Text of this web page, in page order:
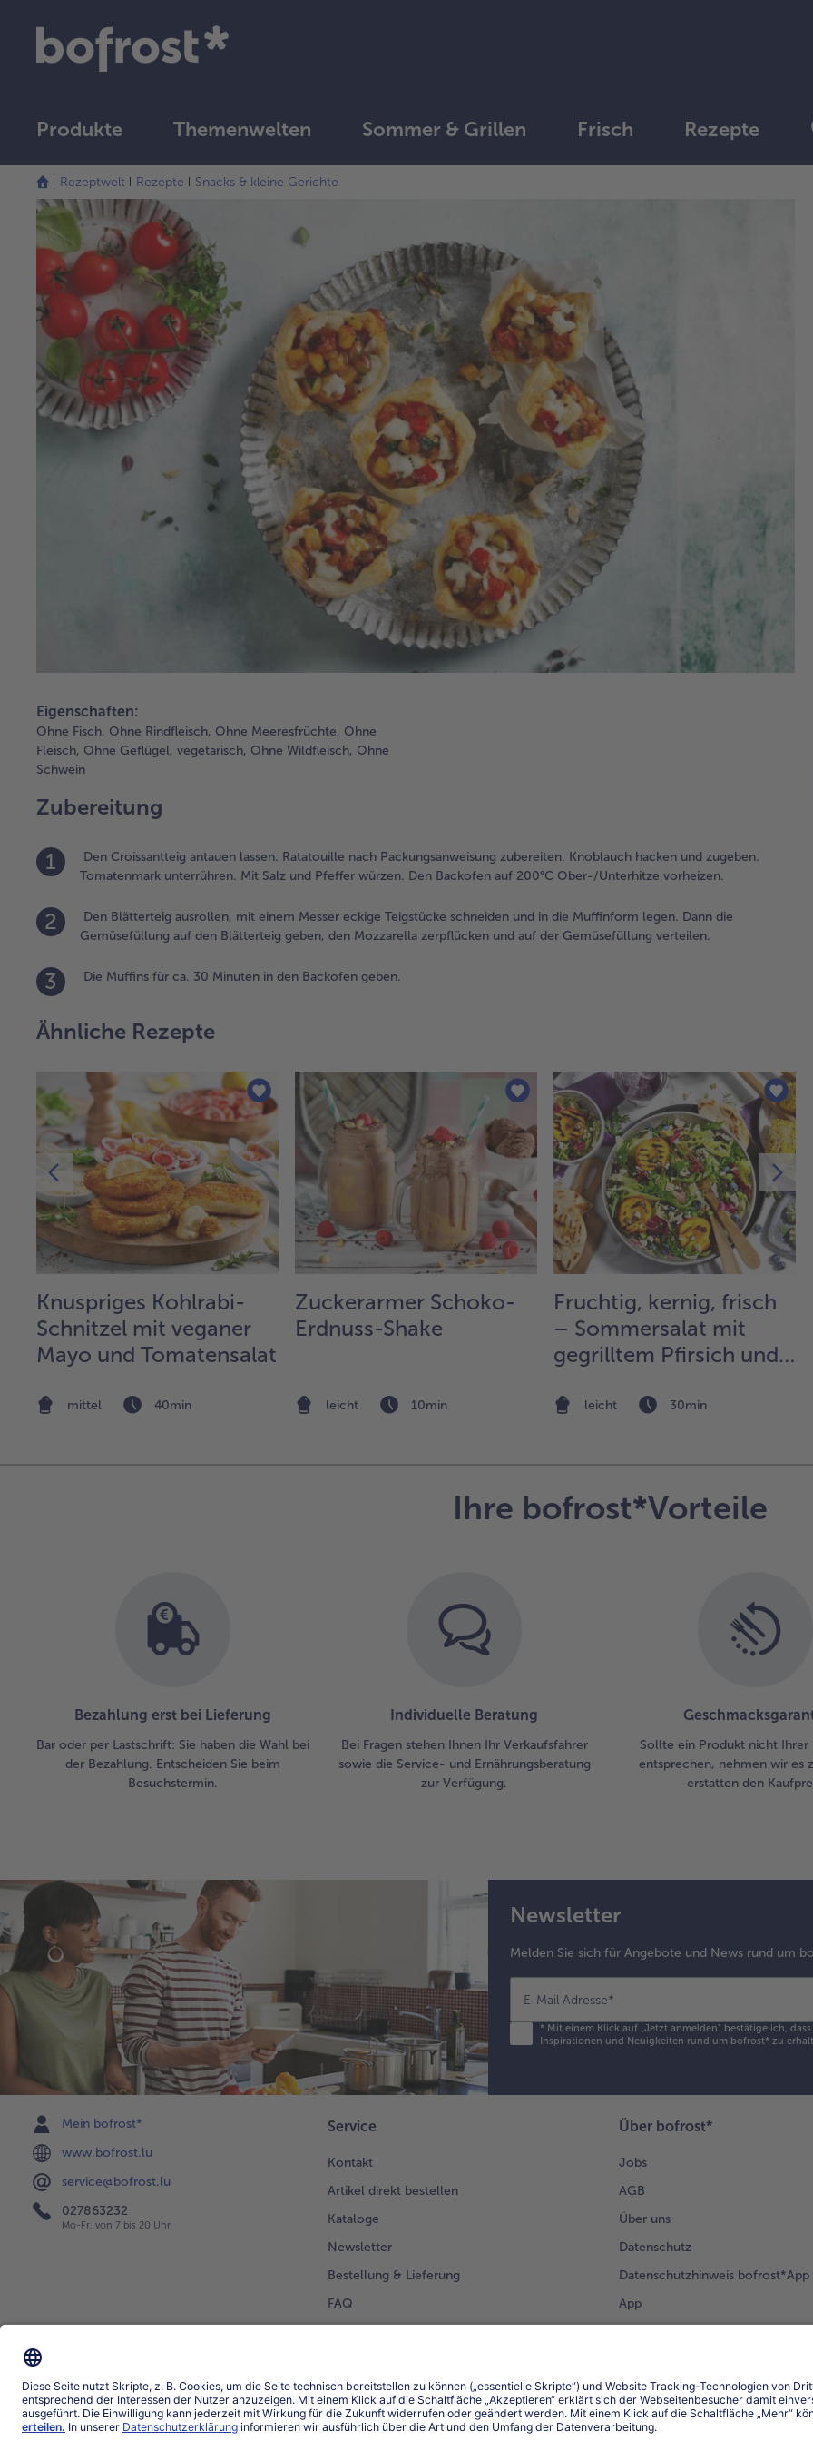
Produkte Themenwelten Sommer & Grillen Frisch Rezepte
Rezeptwelt Rezepte Snacks & kleine Gerichte
3.
Die
30
in
Eigenschaften:
Ohne Fisch, Ohne Rindfleisch, Ohne Meeresfrüchte, Ohne
Fleisch, Ohne Geflügel, vegetarisch, Ohne Wildfleisch, Ohne
Schwein
Zubereitung
1
Den Croissantteig antauen lassen. Ratatouille nach Packungsanweisung zubereiten. Knoblauch hacken und zugeben.
Tomatenmark unterrühren. Mit Salz und Pfeffer würzen. Den Backofen auf 200°C Ober-/Unterhitze vorheizen.
2
Den Blätterteig ausrollen, mit einem Messer eckige Teigstücke schneiden und in die Muffinform legen. Dann die
Gemüsefüllung auf den Blätterteig geben, den Mozzarella zerpflücken und auf der Gemüsefüllung verteilen.
3 Die Muffins für ca. 30 Minuten in den Backofen geben.
Ähnliche Rezepte
Knuspriges Kohlrabi-
Schnitzel mit veganer
Mayo und Tomatensalat
mittel 40min
Zuckerarmer Schoko-
Erdnuss-Shake
leicht 10min
Fruchtig, kernig, frisch
– Sommersalat mit
gegrilltem Pfirsich und
leicht 30min
Ihre bofrost*Vorteile
Bezahlung erst bei Lieferung
Bar oder per Lastschrift: Sie haben die Wahl bei
der Bezahlung. Entscheiden Sie beim
Besuchstermin.
Individuelle Beratung
Bei Fragen stehen Ihnen Ihr Verkaufsfahrer
sowie die Service- und Ernährungsberatung
zur Verfügung.
Sollte ein Produkt nicht Ihrer
entsprechen, nehmen wir es
erstatten den
Newsletter
Melden Sie sich für Angebote und News rund um
E-Mail Adresse*
*Mit einem Klick auf „Jetzt anmelden" bestätige ich,
Inspirationen und Neuigkeiten rund um bofrost* zu
Mein bofrost*
www.bofrost.lu
service@bofrost.lu
027863232
Mo-Fr. von 7 bis 20 Uhr
Service
Kontakt
Artikel direkt bestellen
Kataloge
Newsletter
Bestellung & Lieferung
FAQ
Über bofrost*
Jobs
AGB
Über uns
Datenschutz
Datenschutzhinweis bofrost*App
App